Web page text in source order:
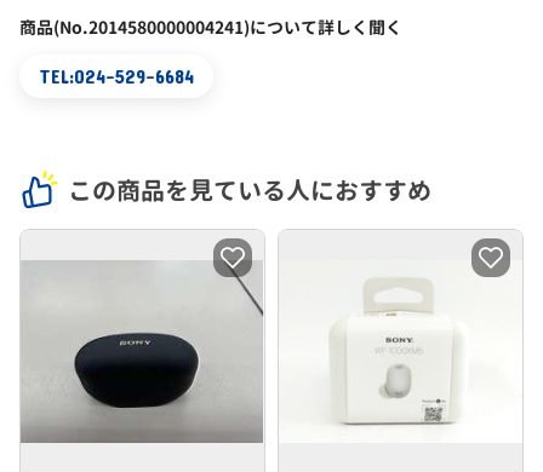
商品(No.2014580000004241)について詳しく聞く
TEL:024-529-6684
この商品を見ている人におすすめ